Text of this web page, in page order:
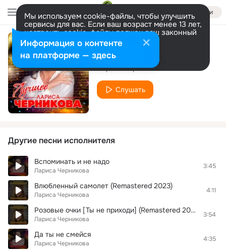
Войти
Мы используем cookie-файлы, чтобы улучшить
сервисы для вас. Если ваш возраст менее 13 лет,
настроить cookie-файлы должен ваш законный
представитель. Больше информации
Разрешить все Настроить
Всего один глоток
Лариса Черникова
Слушать
Другие песни исполнителя
Вспоминать и не надо
Лариса Черникова
3:45
Влюбленный самолет (Remastered 2023)
Лариса Черникова
4:11
Розовые очки [Ты не приходи] (Remastered 2023)
Лариса Черникова
3:54
Да ты не смейся
Лариса Черникова
4:35
Информация о контенте
на платформе — здесь